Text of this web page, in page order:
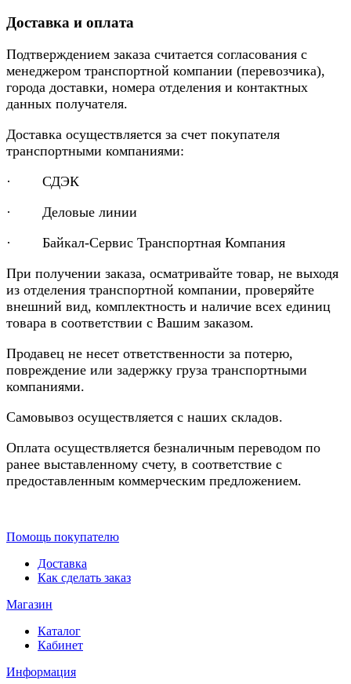
Доставка и оплата
Подтверждением заказа считается согласования с
менеджером транспортной компании (перевозчика),
города доставки, номера отделения и контактных
данных получателя.
Доставка осуществляется за счет покупателя
транспортными компаниями:
· СДЭК
· Деловые линии
· Байкал-Сервис Транспортная Компания
При получении заказа, осматривайте товар, не выходя
из отделения транспортной компании, проверяйте
внешний вид, комплектность и наличие всех единиц
товара в соответствии с Вашим заказом.
Продавец не несет ответственности за потерю,
повреждение или задержку груза транспортными
компаниями.
Самовывоз осуществляется с наших складов.
Оплата осуществляется безналичным переводом по
ранее выставленному счету, в соответствие с
предоставленным коммерческим предложением.
Помощь покупателю
Доставка
Как сделать заказ
Магазин
Каталог
Кабинет
Информация